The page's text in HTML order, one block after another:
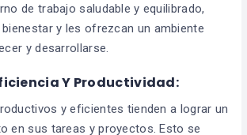
de trabajo saludable y equilibrado,
y les ofrezcan un ambiente
y desarrollarse.
Y Productividad:
y eficientes tienden a lograr un
en sus tareas y proyectos. Esto se